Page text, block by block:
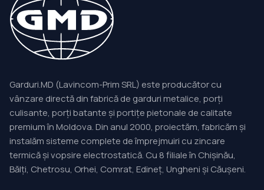
Garduri.MD (Lavincom-Prim SRL) este producător cu
vânzare directă din fabrică de garduri metalice, porți
culisante, porți batante și portițe pietonale de calitate
premium în Moldova. Din anul 2000, proiectăm, fabricăm și
instalăm sisteme complete de împrejmuiri cu zincare
termică și vopsire electrostatică. Cu 8 filiale în Chișinău,
Bălți, Chetrosu, Orhei, Comrat, Edineț, Ungheni și Căușeni.